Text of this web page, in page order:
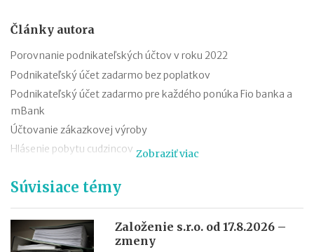
Články autora
Porovnanie podnikateľských účtov v roku 2022
Podnikateľský účet zadarmo bez poplatkov
Podnikateľský účet zadarmo pre každého ponúka Fio banka a
mBank
Účtovanie zákazkovej výroby
Hlásenie pobytu cudzincov
Cestovné náhrady pri elektromobiloch
Odpisovanie elektromobilov a elektrobicyklov
Kontroly v oblasti registratúry
Registratúrny plán a registratúrny poriadok
Zobraziť viac
Súvisiace témy
Založenie s.r.o. od 17.8.2026 –
zmeny